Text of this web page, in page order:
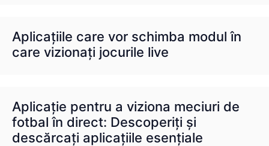
Aplicațiile care vor schimba modul în
care vizionați jocurile live
Aplicație pentru a viziona meciuri de
fotbal în direct: Descoperiți și
descărcați aplicațiile esențiale